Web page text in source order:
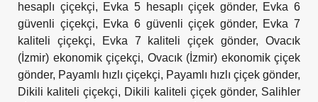
hesaplı çiçekçi, Evka 5 hesaplı çiçek gönder, Evka 6
güvenli çiçekçi, Evka 6 güvenli çiçek gönder, Evka 7
kaliteli çiçekçi, Evka 7 kaliteli çiçek gönder,Ovacık
(İzmir) ekonomik çiçekçi, Ovacık (İzmir) ekonomik çiçek
gönder, Payamlı hızlı çiçekçi, Payamlı hızlı çiçek gönder,
Dikili kaliteli çiçekçi, Dikili kaliteli çiçek gönder, Salihler